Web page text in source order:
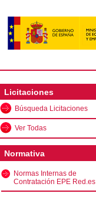
Licitaciones
Búsqueda Licitaciones
Ver Todas
Normativa
Normas Internas de
Contratación EPE Red.es